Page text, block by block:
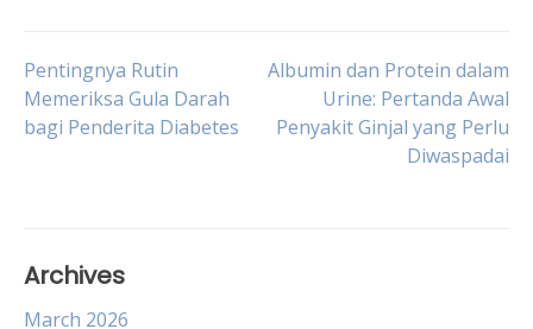
Post
navigation
Pentingnya Rutin
Memeriksa Gula Darah
bagi Penderita Diabetes
Albumin dan Protein dalam
Urine: Pertanda Awal
Penyakit Ginjal yang Perlu
Diwaspadai
Archives
March 2026